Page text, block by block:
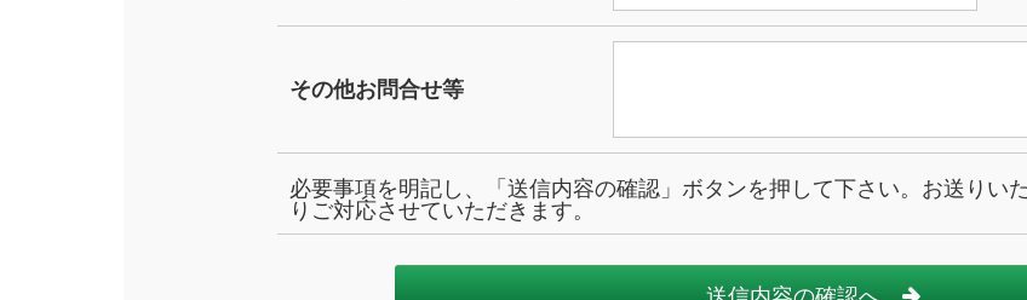
その他お問合せ等
必要事項を明記し、「送信内容の確認」ボタンを押して下さい。お送りい
りご対応させていただきます。